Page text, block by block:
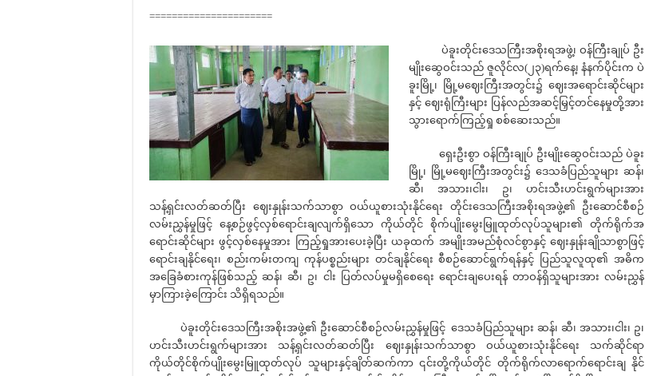
======================
ပဲခူးတိုင်းဒေသကြီးအစိုးရအဖွဲ့၊ ဝန်ကြီးချုပ် ဦး
မျိုးဆွေဝင်းသည် ဇူလိုင်လ(၂၃)ရက်နေ့၊ နံနက်ပိုင်းက ပဲ
ခူးမြို့၊ မြို့မဈေးကြီးအတွင်း၌ ဈေးအရောင်းဆိုင်များ
နှင့် ဈေးရုံကြီးများ ပြန်လည်အဆင့်မြှင့်တင်နေမှုတို့အား
သွားရောက်ကြည့်ရှု စစ်ဆေးသည်။
ရှေးဦးစွာ ဝန်ကြီးချုပ် ဦးမျိုးဆွေဝင်းသည် ပဲခူး
မြို့၊ မြို့မဈေးကြီးအတွင်း၌ ဒေသခံပြည်သူများ ဆန်၊
ဆီ၊ အသား၊ငါး၊ ဥ၊ ဟင်းသီးဟင်းရွက်များအား
သန့်ရှင်းလတ်ဆတ်ပြီး ဈေးနှုန်းသက်သာစွာ ဝယ်ယူစားသုံးနိုင်ရေး တိုင်းဒေသကြီးအစိုးရအဖွဲ့၏ ဦးဆောင်စီစဉ်
လမ်းညွှန်မှုဖြင့် နေ့စဉ်ဖွင့်လှစ်ရောင်းချလျက်ရှိသော ကိုယ်တိုင် စိုက်ပျိုးမွေးမြူထုတ်လုပ်သူများ၏ တိုက်ရိုက်အ
ရောင်းဆိုင်များ ဖွင့်လှစ်နေမှုအား ကြည့်ရှုအားပေးခဲ့ပြီး ယခုထက် အမျိုးအမည်စုံလင်စွာနှင့် ဈေးနှုန်းချိုသာစွာဖြင့်
ရောင်းချနိုင်ရေး၊ စည်းကမ်းတကျ ကုန်ပစ္စည်းများ တင်ချနိုင်ရေး စီစဉ်ဆောင်ရွက်ရန်နှင့် ပြည်သူလူထု၏ အဓိက
အခြေခံစားကုန်ဖြစ်သည့် ဆန်၊ ဆီ၊ ဥ၊ ငါး ပြတ်လပ်မှုမရှိစေရေး ရောင်းချပေးရန် တာဝန်ရှိသူများအား လမ်းညွှန်
မှာကြားခဲ့ကြောင်း သိရှိရသည်။
ပဲခူးတိုင်းဒေသကြီးအစိုးအဖွဲ့၏ ဦးဆောင်စီစဉ်လမ်းညွှန်မှုဖြင့် ဒေသခံပြည်သူများ ဆန်၊ ဆီ၊ အသား၊ငါး၊ ဥ၊
ဟင်းသီးဟင်းရွက်များအား သန့်ရှင်းလတ်ဆတ်ပြီး ဈေးနှုန်းသက်သာစွာ ဝယ်ယူစားသုံးနိုင်ရေး သက်ဆိုင်ရာ
ကိုယ်တိုင်စိုက်ပျိုးမွေးမြူထုတ်လုပ် သူများနှင့်ချိတ်ဆက်ကာ ၎င်းတို့ကိုယ်တိုင် တိုက်ရိုက်လာရောက်ရောင်းချ နိုင်